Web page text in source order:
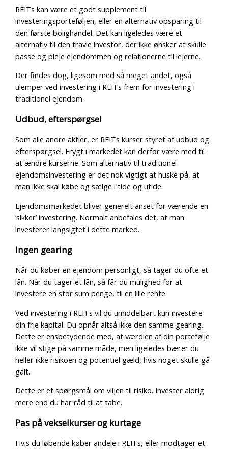
REITs kan være et godt supplement til
investeringsporteføljen, eller en alternativ opsparing til
den første bolighandel. Det kan ligeledes være et
alternativ til den travle investor, der ikke ønsker at skulle
passe og pleje ejendommen og relationerne til lejerne.
Der findes dog, ligesom med så meget andet, også
ulemper ved investering i REITs frem for investering i
traditionel ejendom.
Udbud, efterspørgsel
Som alle andre aktier, er REITs kurser styret af udbud og
efterspørgsel. Frygt i markedet kan derfor være med til
at ændre kurserne. Som alternativ til traditionel
ejendomsinvestering er det nok vigtigt at huske på, at
man ikke skal købe og sælge i tide og utide.
Ejendomsmarkedet bliver generelt anset for værende en
‘sikker’ investering. Normalt anbefales det, at man
investerer langsigtet i dette marked.
Ingen gearing
Når du køber en ejendom personligt, så tager du ofte et
lån. Når du tager et lån, så får du mulighed for at
investere en stor sum penge, til en lille rente.
Ved investering i REITs vil du umiddelbart kun investere
din frie kapital. Du opnår altså ikke den samme gearing.
Dette er ensbetydende med, at værdien af din portefølje
ikke vil stige på samme måde, men ligeledes bærer du
heller ikke risikoen og potentiel gæld, hvis noget skulle gå
galt.
Dette er et spørgsmål om viljen til risiko. Invester aldrig
mere end du har råd til at tabe.
Pas på vekselkurser og kurtage
Hvis du løbende køber andele i REITs, eller modtager et